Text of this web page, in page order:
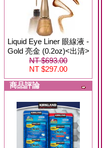
Liquid Eye Liner 眼線液 -
Gold 亮金 (0.2oz)<出清>
NT $693.00
NT $297.00
商品評論